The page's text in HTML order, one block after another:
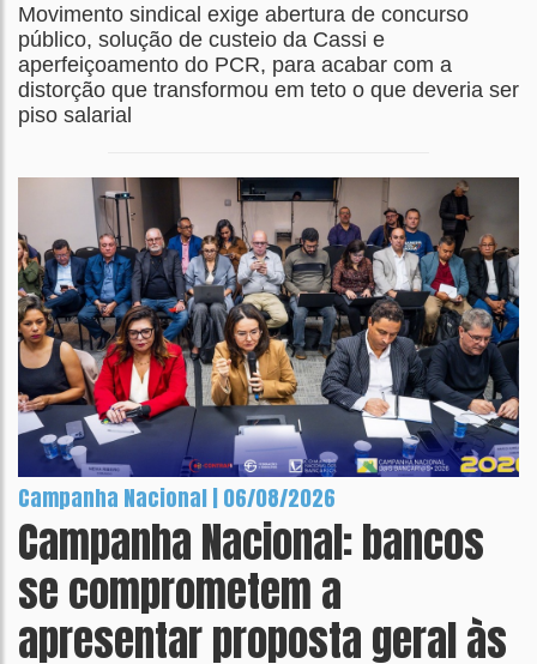
Movimento sindical exige abertura de concurso
público, solução de custeio da Cassi e
aperfeiçoamento do PCR, para acabar com a
distorção que transformou em teto o que deveria ser
piso salarial
Campanha Nacional | 06/08/2026
Campanha Nacional: bancos
se comprometem a
apresentar proposta geral às